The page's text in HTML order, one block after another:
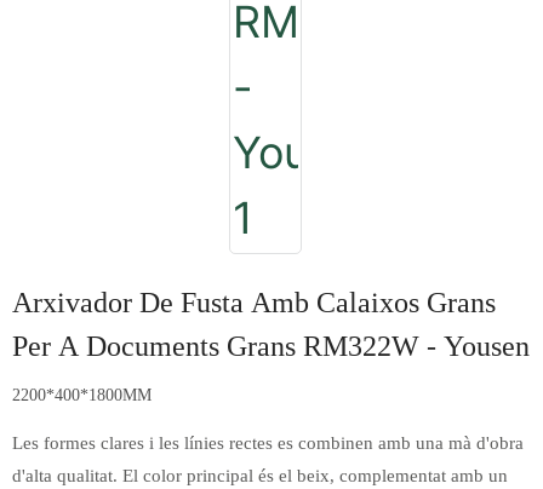
Arxivador De Fusta Amb Calaixos Grans
Per A Documents Grans RM322W - Yousen
2200*400*1800MM
Les formes clares i les línies rectes es combinen amb una mà d'obra
d'alta qualitat. El color principal és el beix, complementat amb un